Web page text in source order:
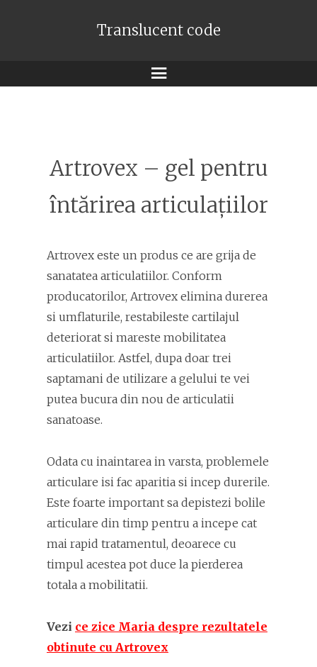
Translucent code
Meniu
Artrovex – gel pentru
întărirea articulațiilor
Artrovex este un produs ce are grija de
sanatatea articulatiilor. Conform
producatorilor, Artrovex elimina durerea
si umflaturile, restabileste cartilajul
deteriorat si mareste mobilitatea
articulatiilor. Astfel, dupa doar trei
saptamani de utilizare a gelului te vei
putea bucura din nou de articulatii
sanatoase.
Odata cu inaintarea in varsta, problemele
articulare isi fac aparitia si incep durerile.
Este foarte important sa depistezi bolile
articulare din timp pentru a incepe cat
mai rapid tratamentul, deoarece cu
timpul acestea pot duce la pierderea
totala a mobilitatii.
Vezi ce zice Maria despre rezultatele
obtinute cu Artrovex